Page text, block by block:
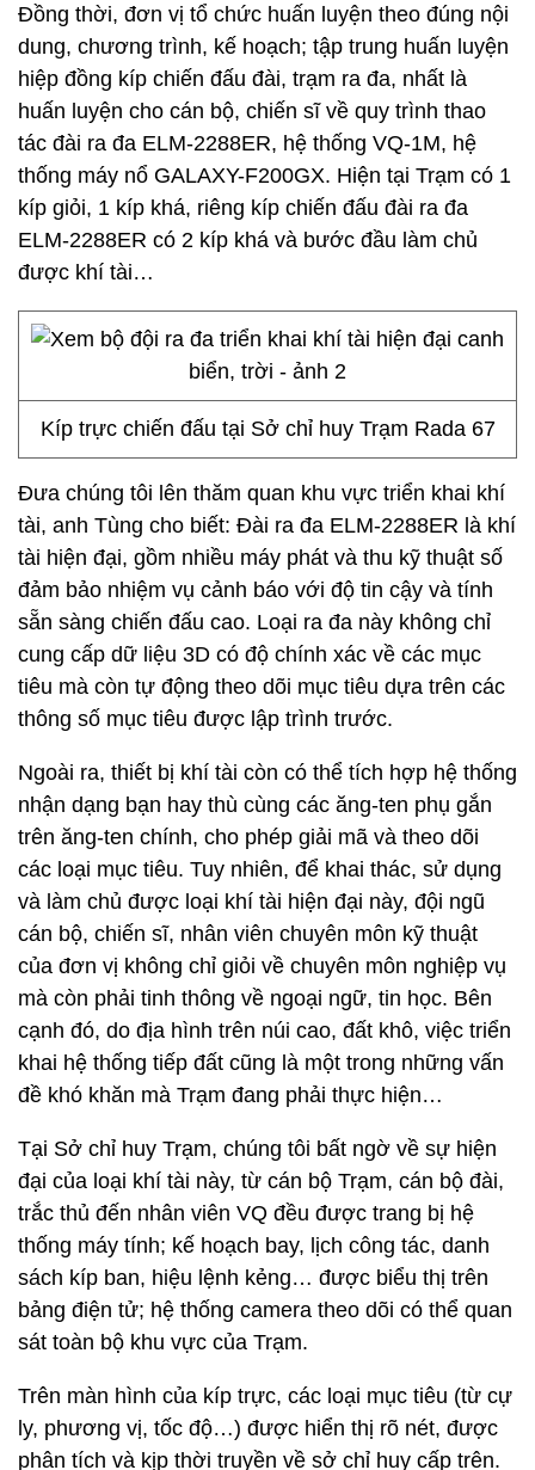
Đồng thời, đơn vị tổ chức huấn luyện theo đúng nội
dung, chương trình, kế hoạch; tập trung huấn luyện
hiệp đồng kíp chiến đấu đài, trạm ra đa, nhất là
huấn luyện cho cán bộ, chiến sĩ về quy trình thao
tác đài ra đa ELM-2288ER, hệ thống VQ-1M, hệ
thống máy nổ GALAXY-F200GX. Hiện tại Trạm có 1
kíp giỏi, 1 kíp khá, riêng kíp chiến đấu đài ra đa
ELM-2288ER có 2 kíp khá và bước đầu làm chủ
được khí tài…
Kíp trực chiến đấu tại Sở chỉ huy Trạm Rada 67
Đưa chúng tôi lên thăm quan khu vực triển khai khí
tài, anh Tùng cho biết: Đài ra đa ELM-2288ER là khí
tài hiện đại, gồm nhiều máy phát và thu kỹ thuật số
đảm bảo nhiệm vụ cảnh báo với độ tin cậy và tính
sẵn sàng chiến đấu cao. Loại ra đa này không chỉ
cung cấp dữ liệu 3D có độ chính xác về các mục
tiêu mà còn tự động theo dõi mục tiêu dựa trên các
thông số mục tiêu được lập trình trước.
Ngoài ra, thiết bị khí tài còn có thể tích hợp hệ thống
nhận dạng bạn hay thù cùng các ăng-ten phụ gắn
trên ăng-ten chính, cho phép giải mã và theo dõi
các loại mục tiêu. Tuy nhiên, để khai thác, sử dụng
và làm chủ được loại khí tài hiện đại này, đội ngũ
cán bộ, chiến sĩ, nhân viên chuyên môn kỹ thuật
của đơn vị không chỉ giỏi về chuyên môn nghiệp vụ
mà còn phải tinh thông về ngoại ngữ, tin học. Bên
cạnh đó, do địa hình trên núi cao, đất khô, việc triển
khai hệ thống tiếp đất cũng là một trong những vấn
đề khó khăn mà Trạm đang phải thực hiện…
Tại Sở chỉ huy Trạm, chúng tôi bất ngờ về sự hiện
đại của loại khí tài này, từ cán bộ Trạm, cán bộ đài,
trắc thủ đến nhân viên VQ đều được trang bị hệ
thống máy tính; kế hoạch bay, lịch công tác, danh
sách kíp ban, hiệu lệnh kẻng… được biểu thị trên
bảng điện tử; hệ thống camera theo dõi có thể quan
sát toàn bộ khu vực của Trạm.
Trên màn hình của kíp trực, các loại mục tiêu (từ cự
ly, phương vị, tốc độ…) được hiển thị rõ nét, được
phân tích và kịp thời truyền về sở chỉ huy cấp trên.